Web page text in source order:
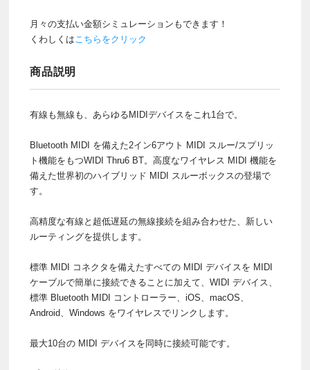
月々の支払い金額シミュレーションもできます！
くわしくはこちらをクリック
商品説明
有線も無線も、あらゆるMIDIデバイスをこれ1台で。
Bluetooth MIDI を備えた2イン6アウト MIDI スルー/スプリッ
ト機能をもつWIDI Thru6 BT。高度なワイヤレス MIDI 機能を
備えた世界初のハイブリッド MIDI スルーボックスの登場で
す。
高精度な有線と超低遅延の無線接続を組み合わせた、新しい
ルーティングを提供します。
標準 MIDI コネクタを備えたすべての MIDI デバイスを MIDI
ケーブルで簡単に接続できることに加えて、WIDI デバイス、
標準 Bluetooth MIDI コントローラー、iOS、macOS、
Android、Windows をワイヤレスでリンクします。
最大10台の MIDI デバイスを同時に接続可能です。